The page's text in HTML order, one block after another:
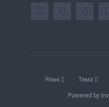
Язык Тема
Powered by